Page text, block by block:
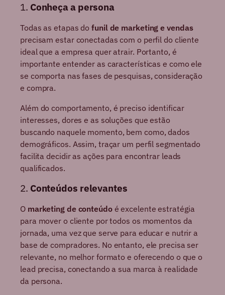
1. Conheça a persona
Todas as etapas dofunil de marketing e vendas
precisam estar conectadas com o perfil do cliente
ideal que a empresa quer atrair. Portanto, é
importante entender as características e como ele
se comporta nas fases de pesquisas, consideração
e compra.
Além do comportamento, é preciso identificar
interesses, dores e as soluções que estão
buscando naquele momento, bem como, dados
demográficos. Assim, traçar um perfil segmentado
facilita decidir as ações para encontrar leads
qualificados.
2. Conteúdos relevantes
O marketing de conteúdoé excelente estratégia
para mover o cliente por todos os momentos da
jornada, uma vez que serve para educar e nutrir a
base de compradores. No entanto, ele precisa ser
relevante, no melhor formato e oferecendo o que o
lead precisa, conectando a sua marca à realidade
da persona.